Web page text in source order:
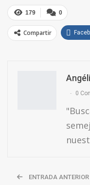
0
179
Compartir
0
ENTRADA ANTERIOR